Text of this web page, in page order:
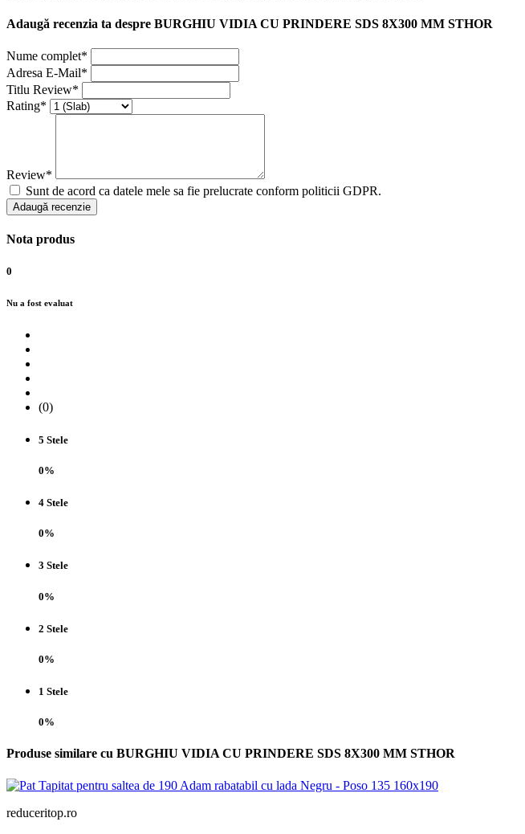
Adaugă recenzia ta despre BURGHIU VIDIA CU PRINDERE SDS 8X300 MM STHOR
Nume complet*
Adresa E-Mail*
Titlu Review*
Rating*
Review*
Sunt de acord ca datele mele sa fie prelucrate conform politicii GDPR.
Adaugă recenzie
Nota produs
0
Nu a fost evaluat
(0)
5 Stele
0%
4 Stele
0%
3 Stele
0%
2 Stele
0%
1 Stele
0%
Produse similare cu BURGHIU VIDIA CU PRINDERE SDS 8X300 MM STHOR
reduceritop.ro